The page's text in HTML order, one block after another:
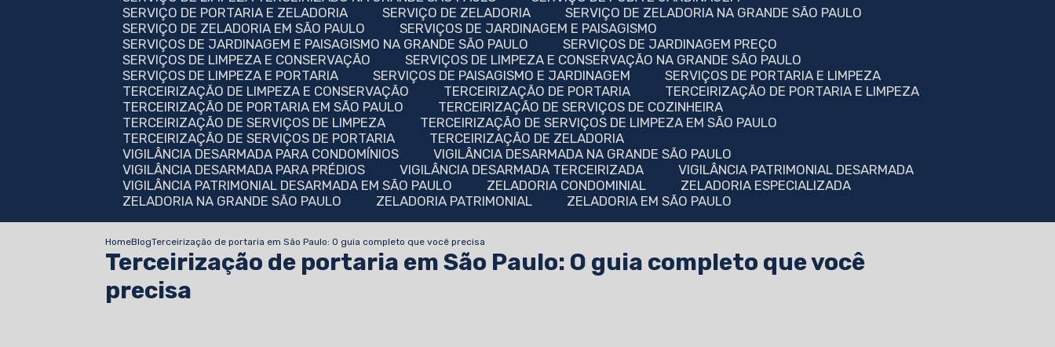
SERVIÇO DE PORTARIA E ZELADORIA
SERVIÇO DE ZELADORIA
SERVIÇO DE ZELADORIA NA GRANDE SÃO PAULO
SERVIÇO DE ZELADORIA EM SÃO PAULO
SERVIÇOS DE JARDINAGEM E PAISAGISMO
SERVIÇOS DE JARDINAGEM E PAISAGISMO NA GRANDE SÃO PAULO
SERVIÇOS DE JARDINAGEM PREÇO
SERVIÇOS DE LIMPEZA E CONSERVAÇÃO
SERVIÇOS DE LIMPEZA E CONSERVAÇÃO NA GRANDE SÃO PAULO
SERVIÇOS DE LIMPEZA E PORTARIA
SERVIÇOS DE PAISAGISMO E JARDINAGEM
SERVIÇOS DE PORTARIA E LIMPEZA
TERCEIRIZAÇÃO DE LIMPEZA E CONSERVAÇÃO
TERCEIRIZAÇÃO DE PORTARIA
TERCEIRIZAÇÃO DE PORTARIA E LIMPEZA
TERCEIRIZAÇÃO DE PORTARIA EM SÃO PAULO
TERCEIRIZAÇÃO DE SERVIÇOS DE COZINHEIRA
TERCEIRIZAÇÃO DE SERVIÇOS DE LIMPEZA
TERCEIRIZAÇÃO DE SERVIÇOS DE LIMPEZA EM SÃO PAULO
TERCEIRIZAÇÃO DE SERVIÇOS DE PORTARIA
TERCEIRIZAÇÃO DE ZELADORIA
VIGILÂNCIA DESARMADA PARA CONDOMÍNIOS
VIGILÂNCIA DESARMADA NA GRANDE SÃO PAULO
VIGILÂNCIA DESARMADA PARA PRÉDIOS
VIGILÂNCIA DESARMADA TERCEIRIZADA
VIGILÂNCIA PATRIMONIAL DESARMADA
VIGILÂNCIA PATRIMONIAL DESARMADA EM SÃO PAULO
ZELADORIA CONDOMINIAL
ZELADORIA ESPECIALIZADA
ZELADORIA NA GRANDE SÃO PAULO
ZELADORIA PATRIMONIAL ZELADORIA EM SÃO PAULO
HomeBlogTerceirização de portaria em São Paulo: O guia completo que você precisa
Terceirização de portaria em São Paulo: O guia completo que você
precisa